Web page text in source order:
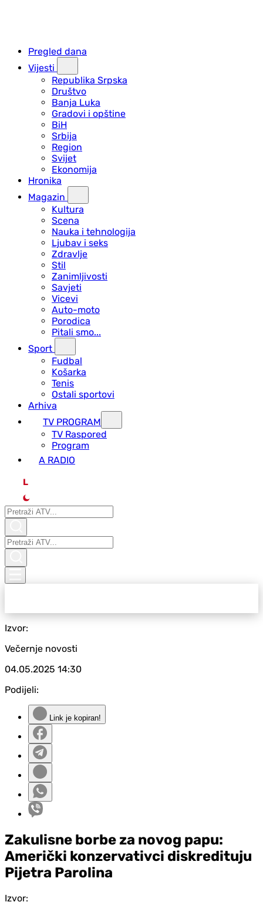
Pregled dana
Vijesti
Republika Srpska
Društvo
Banja Luka
Gradovi i opštine
BiH
Srbija
Region
Svijet
Ekonomija
Hronika
Magazin
Kultura
Scena
Nauka i tehnologija
Ljubav i seks
Zdravlje
Stil
Zanimljivosti
Savjeti
Vicevi
Auto-moto
Porodica
Pitali smo...
Sport
Fudbal
Košarka
Tenis
Ostali sportovi
Arhiva
TV PROGRAM
ТV Raspored
Program
A RADIO
L
Izvor:
Večernje novosti
04.05.2025 14:30
Podijeli:
Link je kopiran!
Zakulisne borbe za novog papu:
Američki konzervativci diskredituju
Pijetra Parolina
Izvor: